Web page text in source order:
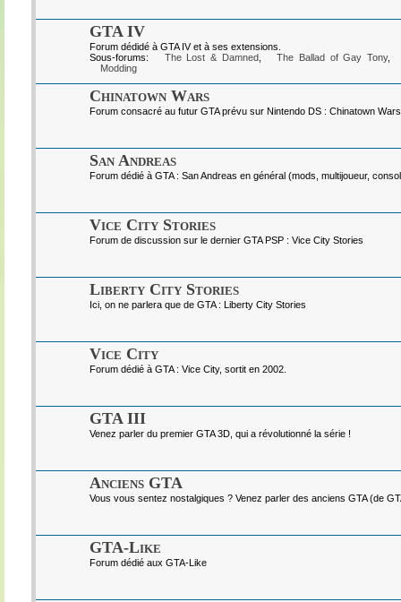
GTA IV
Forum dédidé à GTA IV et à ses extensions.
Sous-forums:
The Lost & Damned, The Ballad of Gay Tony,
Modding
Chinatown Wars
Forum consacré au futur GTA prévu sur Nintendo DS : Chinatown Wars
San Andreas
Forum dédié à GTA : San Andreas en général (mods, multijoueur,
Vice City Stories
Forum de discussion sur le dernier GTA PSP : Vice City Stories
Liberty City Stories
Ici, on ne parlera que de GTA : Liberty City Stories
Vice City
Forum dédié à GTA : Vice City, sortit en 2002.
GTA III
Venez parler du premier GTA 3D, qui a révolutionné la série !
Anciens GTA
Vous vous sentez nostalgiques ? Venez parler des anciens GTA (de
GTA-Like
Forum dédié aux GTA-Like